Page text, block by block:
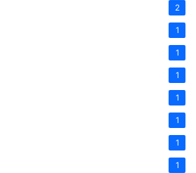
2
1
1
1
1
1
1
1